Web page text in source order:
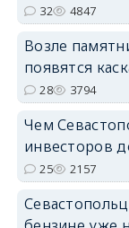
32 4847
Возле
появятся
28 3794
Чем
инвесторов
25 2157